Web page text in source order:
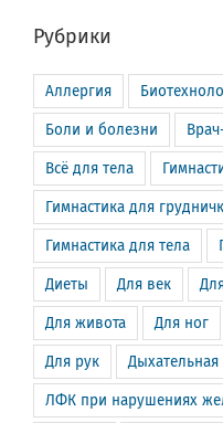
Рубрики
Аллергия
Боли и болезни
Всё для тела
Гимнастика для
Гимнастика для тела
Диеты Для век
Для живота Для ног
Для рук Дыхательная
ЛФК при нарушениях